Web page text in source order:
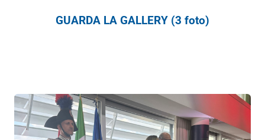
GUARDA LA GALLERY (3 foto)